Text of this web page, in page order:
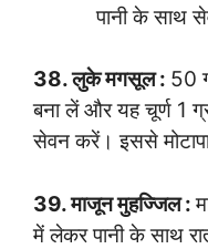
पानी के साथ
38. लुके मगसूल : 50
बना लें और यह चूर्ण 1
सेवन करें। इससे मोटापा
39. माजून मुहज्जिल :
में लेकर पानी के साथ